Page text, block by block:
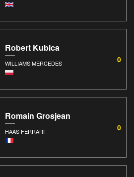
Robert Kubica
WILLIAMS MERCEDES 0
Romain Grosjean
HAAS FERRARI 0